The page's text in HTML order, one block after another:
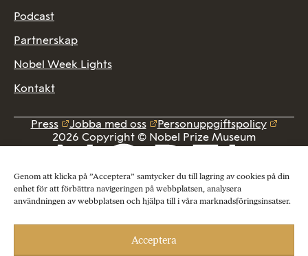
Genom att klicka på ”Acceptera” samtycker du till lagring av cookies på din
enhet för att förbättra navigeringen på webbplatsen, analysera
användningen av webbplatsen och hjälpa till i våra marknadsföringsinsatser.
Acceptera
Podcast
Partnerskap
Nobel Week Lights
Kontakt
Press Jobba med oss
Personuppgiftspolicy
2026 Copyright © Nobel Prize Museum